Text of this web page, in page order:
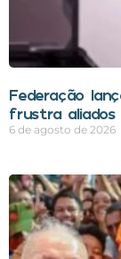
Federação
frustra aliados
6 de agosto de 2026